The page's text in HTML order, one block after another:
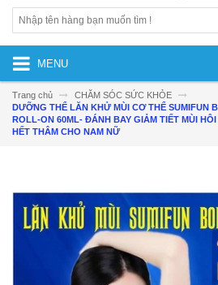
MENU
Trang chủ
CHĂM SÓC SỨC KHỎE
DƯỠNG THỂ LĂN KHỬ MÙI CƠ THỂ SUMIFUN
ROLL-ON 60ML- ĐÁNH BAY GIẢM TIẾT MÙI
HẾT THÂM CHO NAM NỮ